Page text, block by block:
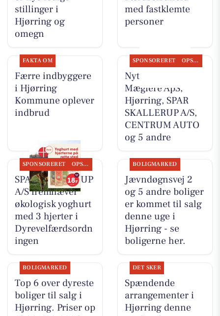
stillinger i
Hjørring og
omegn
med fastklemte
personer
FAKTA OM
Færre indbyggere
i Hjørring
Kommune oplever
indbrud
SPONSORERET OPSLAGSTAVLEN
Nyt fra Byens
Mæglere ApS,
Hjørring, SPAR
SKALLERUP A/S,
CENTRUM AUTO
og 5 andre
SPONSORERET OPSLAGSTAVLEN
SPAR SKALLERUP
A/S fremhæver
økologisk yoghurt
med 3 hjerter i
Dyrevelfærdsordn
ingen
BOLIGMARKED
Jævndøgnsvej 2
og 5 andre boliger
er kommet til salg
denne uge i
Hjørring - se
boligerne her.
BOLIGMARKED
Top 6 over dyreste
boliger til salg i
Hjørring. Priser op
DET SKER
Spændende
arrangementer i
Hjørring denne